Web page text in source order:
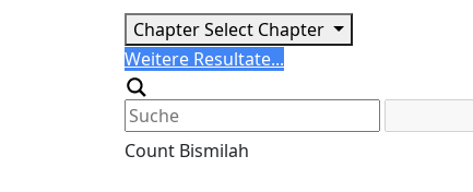
ChapterSelect Chapter
Search
Weitere Resultate...
Generic filters
Count Bismilah